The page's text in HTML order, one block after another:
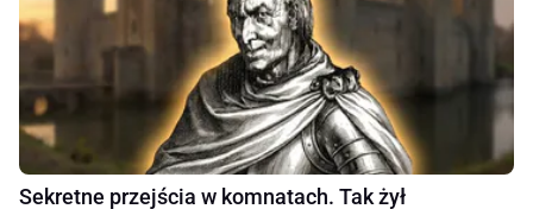
Sekretne przejścia w komnatach. Tak żył